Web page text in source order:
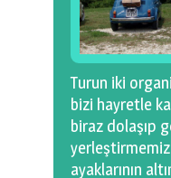
Turun iki
bizi hayretle
biraz dolaşıp
yerleştirmemiz
ayaklarının